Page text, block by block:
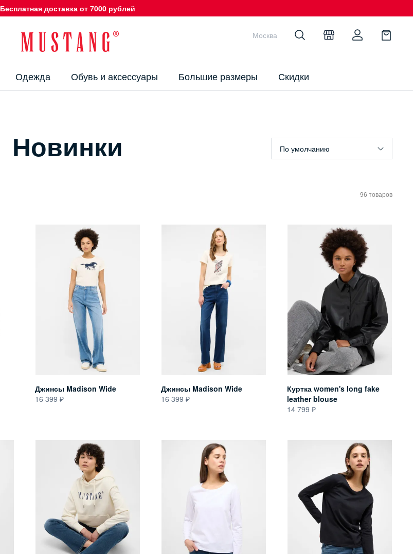
Бесплатная доставка от 7000 рублей
Одежда Обувь и аксессуары Большие размеры Скидки
Москва
Новинки По умолчанию
96 товаров
Джинсы Madison Wide
16 399
Джинсы Madison Wide
16 399
Куртка women's long fake
leather blouse
14 799